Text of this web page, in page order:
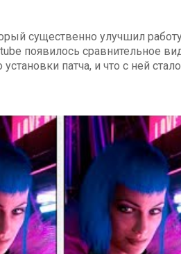
существенно улучшил
появилось сравнительное
патча, и что с ней стало